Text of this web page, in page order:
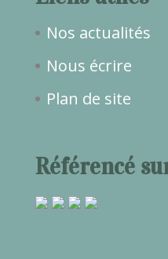
Nos actualités
Nous écrire
Plan de site
Référencé